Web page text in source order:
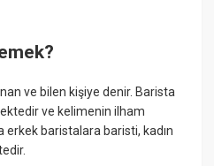
ve bilen kişiye denir. Barista
ve kelimenin ilham
erkek baristalara baristi, kadın